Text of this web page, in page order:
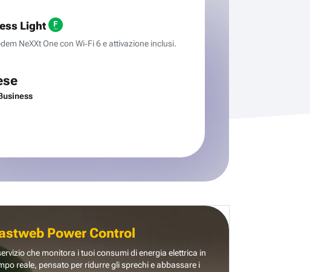
Light
NeXXt One con Wi‑Fi 6 e attivazione inclusi.
Power Control
che monitora i tuoi consumi di energia elettrica in
reale, pensato per ridurre gli sprechi e abbassare i